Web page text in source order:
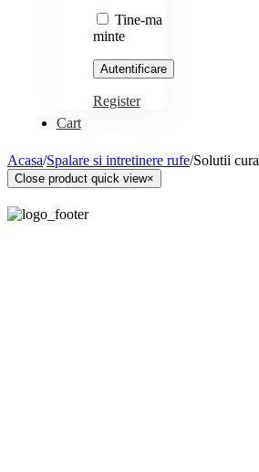
Tine-ma
minte
Register
Cart
Acasa/Spalare si intretinere rufe/Solutii
Close product quick view×